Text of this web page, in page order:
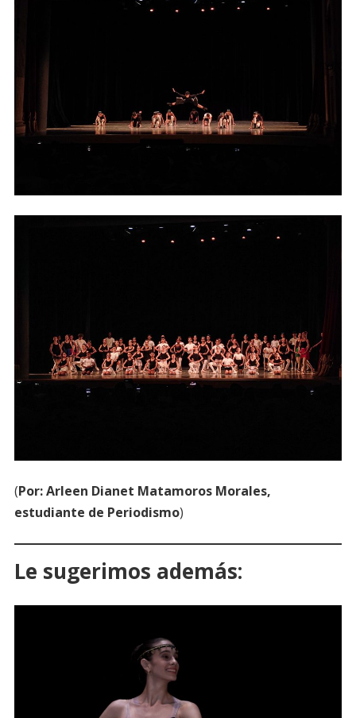
(Por: Arleen Dianet Matamoros Morales,
estudiante de Periodismo)
Le sugerimos además: